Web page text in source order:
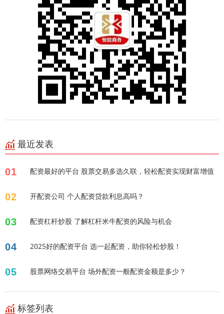
最近发表
01 配资最好的平台 股票交易多选久联，轻松配资实现财富增值
02 开配资公司 个人配资贷款利息高吗？
03 配资杠杆炒股 了解杠杆米牛配资的风险与机会
04 2025好的配资平台 选一起配资，助你轻松炒股！
05 股票网络交易平台 场外配资一般配资金额是多少？
标签列表